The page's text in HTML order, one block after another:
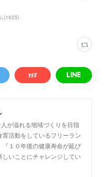
(1625)
が溢れる地域づくりを目指
育活動をしているフリーラン
『１０年後の健康寿命が延び
しいことにチャレンジしてい